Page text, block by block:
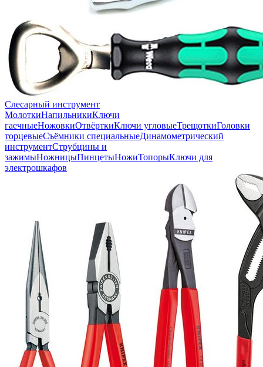
Слесарный инструмент
МолоткиНапильникиКлючи
гаечныеНожовкиОтвёрткиКлючи угловыеТрещоткиГоловки
торцевыеСъёмники специальныеДинамометрический
инструментСтрубцины и
зажимыНожницыПинцетыНожиТопорыКлючи для
электрошкафов